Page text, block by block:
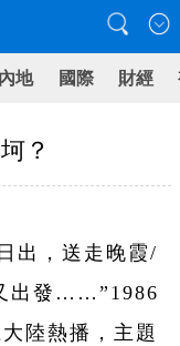
內地 國際 財經
？
出，送走晚霞/
出發……”1986
陸熱播，主題